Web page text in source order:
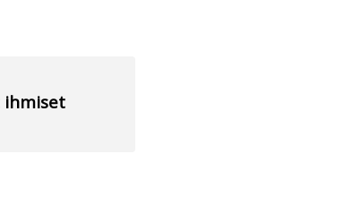
ihmiset